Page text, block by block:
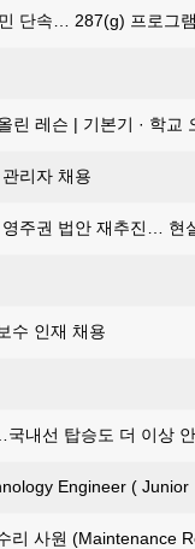
단속… 287(g) 프로그
린 레슨 | 기본기 · 학
리자 채용
영주권 법안 재추진… 현
수 인재 채용
내선 탑승도 더 이상
Engineer (
리 사원 (Maintenance